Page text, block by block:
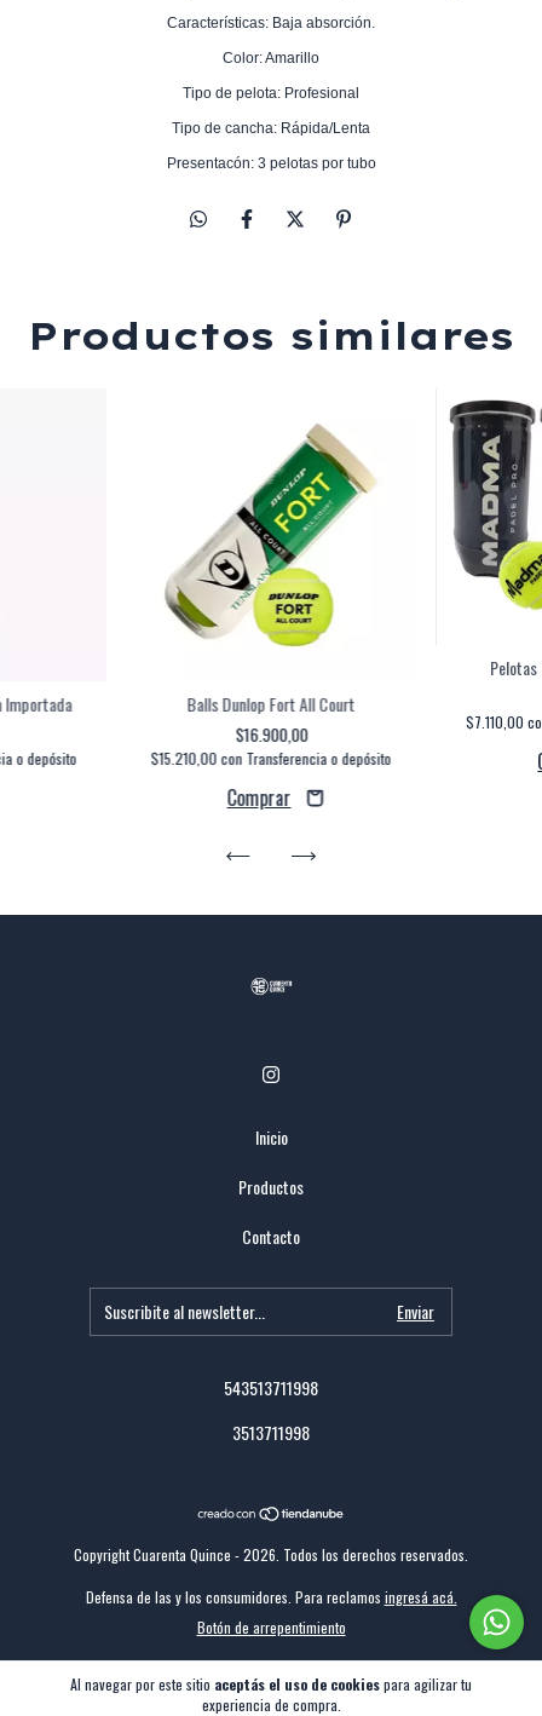
Al navegar por este sitio aceptás el uso de cookiespara agilizar tu
experiencia de compra.
Características: Baja absorción.
Color: Amarillo
Tipo de pelota: Profesional
Tipo de cancha: Rápida/Lenta
Presentacón: 3 pelotas por tubo
Productos similares
Importada
o depósito
Balls Dunlop Fort All Court
$16.900,00
$15.210,00con Transferencia o depósito
$7.110,00
Inicio
Productos
Contacto
543513711998
3513711998
Copyright Cuarenta Quince - 2026. Todos los derechos reservados.
Defensa de las y los consumidores. Para reclamos ingresá acá.
Botón de arrepentimiento